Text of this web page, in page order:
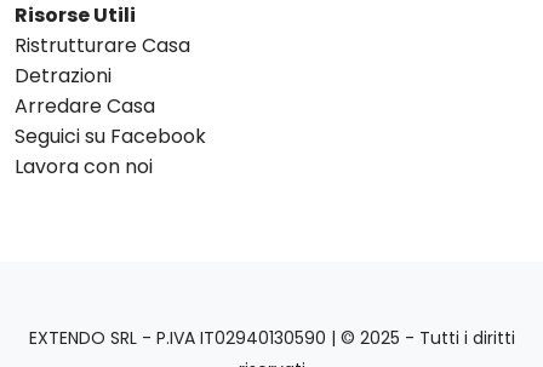
Risorse Utili
Ristrutturare Casa
Detrazioni
Arredare Casa
Seguici su Facebook
Lavora con noi
EXTENDO SRL - P.IVA IT02940130590 | © 2025 - Tutti i diritti